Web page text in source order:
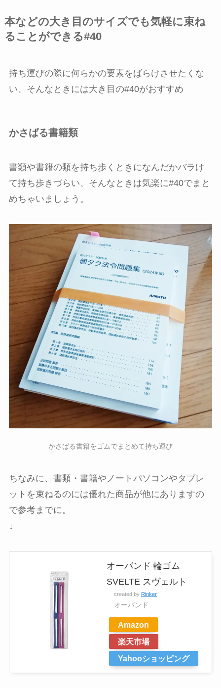
本などの大き目のサイズでも気軽に束ね
ることができる#40
持ち運びの際に何らかの要素をばらけさせたくな
い、そんなときには大き目の#40がおすすめ
かさばる書籍類
書類や書籍の類を持ち歩くときになんだかバラけ
て持ち歩きづらい、そんなときは気楽に#40でまと
めちゃいましょう。
かさばる書籍をゴムでまとめて持ち運び
ちなみに、書類・書籍やノートパソコンやタブレ
ットを束ねるのには優れた商品が他にありますの
で参考までに。
↓
オーバンド 輪ゴム
SVELTE スヴェルト
created by Rinker
オーバンド
Amazon
楽天市場
Yahooショッピング